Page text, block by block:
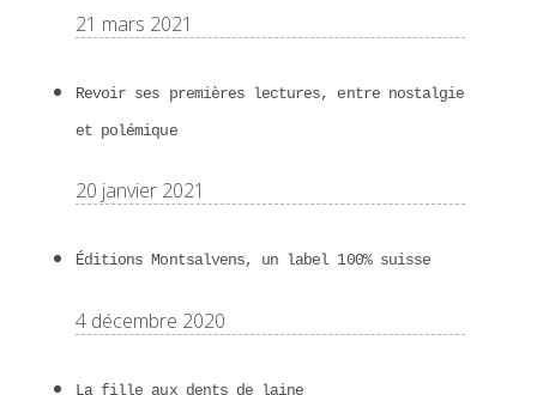
21 mars 2021
Revoir ses premières lectures, entre nostalgie
et polémique
20 janvier 2021
Éditions Montsalvens, un label 100% suisse
4 décembre 2020
La fille aux dents de laine